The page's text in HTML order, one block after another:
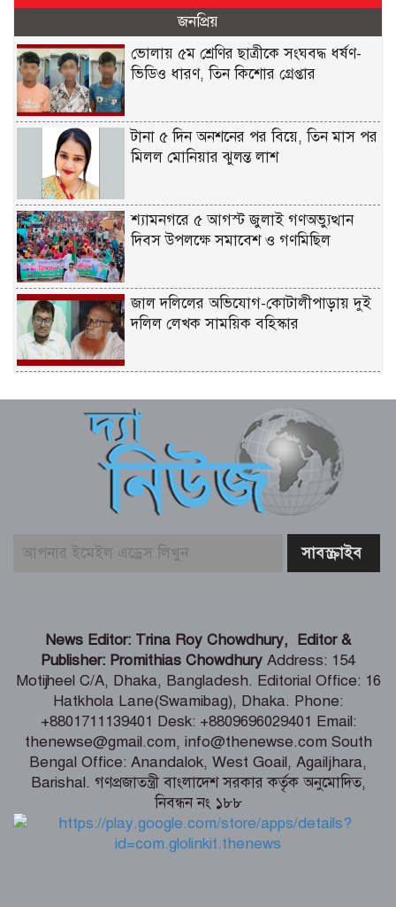
জনপ্রিয়
ভোলায় ৫ম শ্রেণির ছাত্রীকে সংঘবদ্ধ ধর্ষণ-
ভিডিও ধারণ, তিন কিশোর গ্রেপ্তার
টানা ৫ দিন অনশনের পর বিয়ে, তিন মাস পর
মিলল মোনিয়ার ঝুলন্ত লাশ
শ্যামনগরে ৫ আগস্ট জুলাই গণঅভ্যুত্থান
দিবস উপলক্ষে সমাবেশ ও গণমিছিল
জাল দলিলের অভিযোগ-কোটালীপাড়ায় দুই
দলিল লেখক সাময়িক বহিস্কার
বেনাপোলে বিএনপির আনন্দ র‌্যালি ও
ডাসারে পানিতে ডুবে বৃদ্ধের মৃত্যু
গণঅভ্যুত্থানের দুই বছর পুর্তি উপলক্ষে
ঝিনাইদহে ১১ দলীয় ঐক্য জোটের
শ্যামনগরে ফাইটার ক্যারাতে ক্লাবের বেল্ট
প্রদান অনুষ্ঠান
নিউটনের আপেলের মতো গণ-অভ্যুত্থান
অটোমেটিক পড়েনি – স্বরাষ্ট্রমন্ত্রী
৫ আগস্ট যেভাবে হয়ে উঠল ‘৩৬ জুলাই’
News Editor: Trina Roy Chowdhury, Editor &
Publisher: Promithias Chowdhury Address: 154
Motijheel C/A, Dhaka, Bangladesh. Editorial Office: 16
Hatkhola Lane(Swamibag), Dhaka. Phone:
+8801711139401 Desk: +8809696029401 Email:
thenewse@gmail.com, info@thenewse.com South
Bengal Office: Anandalok, West Goail, Agailjhara,
Barishal. গণপ্রজাতন্ত্রী বাংলাদেশ সরকার কর্তৃক অনুমোদিত,
নিবন্ধন নং ১৮৮